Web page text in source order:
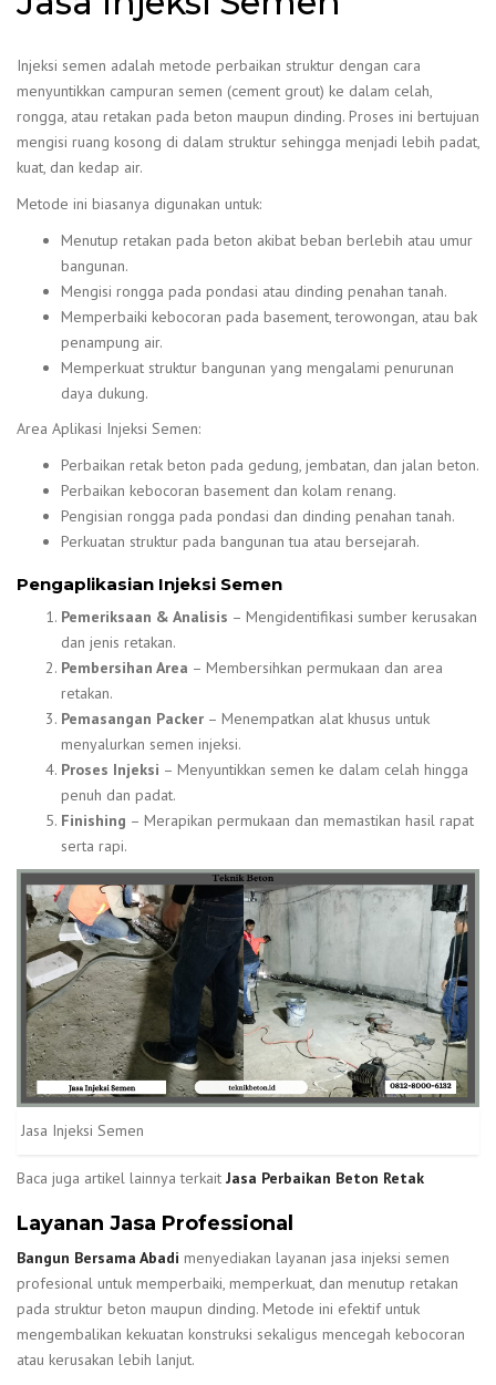
Injeksi semen adalah metode perbaikan struktur dengan cara
menyuntikkan campuran semen (cement grout) ke dalam celah,
rongga, atau retakan pada beton maupun dinding. Proses ini bertujuan
mengisi ruang kosong di dalam struktur sehingga menjadi lebih padat,
kuat, dan kedap air.
Metode ini biasanya digunakan untuk:
Menutup retakan pada beton akibat beban berlebih atau umur
bangunan.
Mengisi rongga pada pondasi atau dinding penahan tanah.
Memperbaiki kebocoran pada basement, terowongan, atau bak
penampung air.
Memperkuat struktur bangunan yang mengalami penurunan
daya dukung.
Area Aplikasi Injeksi Semen:
Perbaikan retak beton pada gedung, jembatan, dan jalan beton.
Perbaikan kebocoran basement dan kolam renang.
Pengisian rongga pada pondasi dan dinding penahan tanah.
Perkuatan struktur pada bangunan tua atau bersejarah.
Pengaplikasian Injeksi Semen
Pemeriksaan & Analisis – Mengidentifikasi sumber kerusakan
dan jenis retakan.
Pembersihan Area – Membersihkan permukaan dan area
retakan.
Pemasangan Packer – Menempatkan alat khusus untuk
menyalurkan semen injeksi.
Proses Injeksi – Menyuntikkan semen ke dalam celah hingga
penuh dan padat.
Finishing – Merapikan permukaan dan memastikan hasil rapat
serta rapi.
Jasa Injeksi Semen
Baca juga artikel lainnya terkait Jasa Perbaikan Beton Retak
Layanan Jasa Professional
Bangun Bersama Abadi menyediakan layanan jasa injeksi semen
profesional untuk memperbaiki, memperkuat, dan menutup retakan
pada struktur beton maupun dinding. Metode ini efektif untuk
mengembalikan kekuatan konstruksi sekaligus mencegah kebocoran
atau kerusakan lebih lanjut.